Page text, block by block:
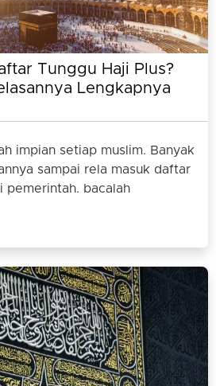
Tunggu Haji Plus?
Lengkapnya
impian setiap muslim. Banyak
sampai rela masuk daftar
pemerintah. bacalah